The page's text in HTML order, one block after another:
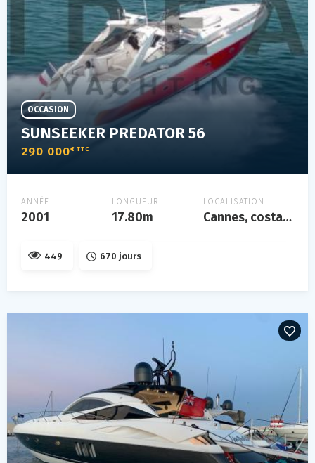
SUNSEEKER PREDATOR 56
290 000€ TTC
OCCASION
ANNÉE
2001
LONGUEUR
17.80m
LOCALISATION
Cannes, costa azzurra
449 670 jours